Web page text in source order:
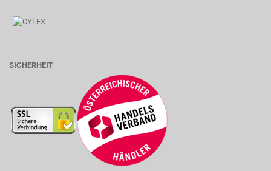
SICHERHEIT